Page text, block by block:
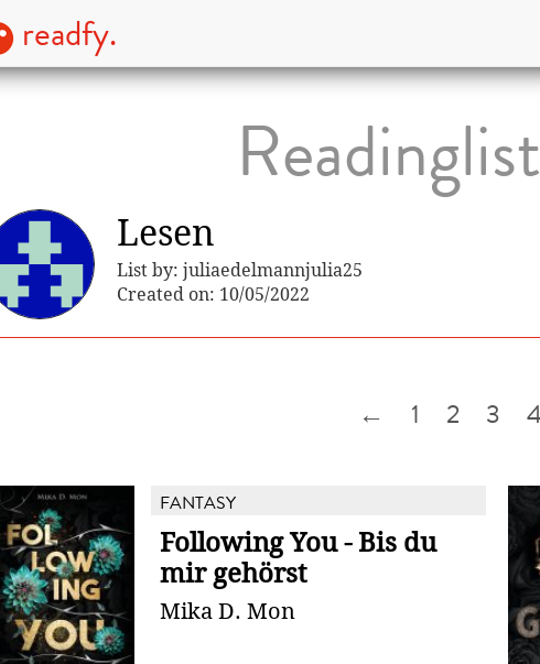
readfy.
Lesen
List by: juliaedelmannjulia25
Created on: 10/05/2022
← 1 2 3
FANTASY
Following You - Bis du
mir gehörst
Mika D. Mon